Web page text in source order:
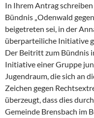
In Ihrem Antrag schreiben
Bündnis „Odenwald
beigetreten sei, in der
überparteiliche Initiative
Der Beitritt zum Bündnis
Initiative einer Gruppe
Jugendraum, die sich an
Zeichen gegen
überzeugt, dass dies
Gemeinde Brensbach im